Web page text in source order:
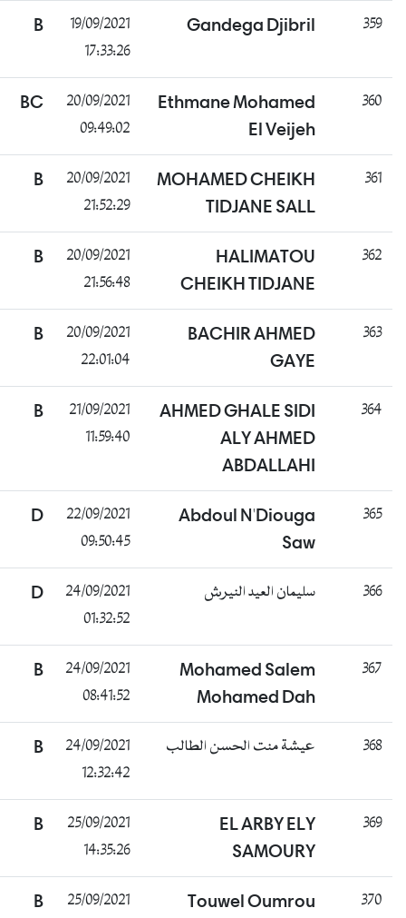
Gandega Djibril
19/09/2021
B غائب
Ethmane Mohamed
El Veijeh
20/09/2021
09:49:02
BC ناجح
MOHAMED CHEIKH
TIDJANE SALL
20/09/2021
B ناجح
HALIMATOU
CHEIKH TIDJANE
20/09/2021
B راسب
BACHIR AHMED
20/09/2021
22:01:04
B ناجح
AHMED GHALE SIDI
ALY AHMED
ABDALLAHI
21/09/2021
B ناجح
Abdoul N'Diouga
22/09/2021
09:50:45
D راسب
سليمان العيد النيرش
24/09/2021
D راسب
Mohamed Salem
Mohamed Dah
24/09/2021
B غائب
عيشة منت الحسن الطالب
24/09/2021
12:32:42
B غائب
EL ARBY ELY
SAMOURY
25/09/2021
B ناجح
Touwel Oumrou
25/09/2021
B ناجح